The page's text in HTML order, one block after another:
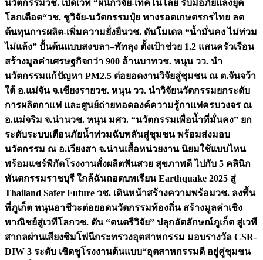
นวัตกรรมวช. เปิดเวที “ผนึกวิจัย-เทคโนโลยี รับมือภัยแล้งยุค
โลกเดือด“วช. ชูวิจัย-นวัตกรรมปุ๋ย ทางรอดเกษตรกรไทย ลด
ต้นทุนการผลิต-เพิ่มความยั่งยืนวช. ดันโมเดล “น้ำมั่นคง ไม่ท่วม
ไม่แล้ง” ปั้นต้นแบบสงขลา–พัทลุง ตั้งเป้าช่วย 1.2 แสนครัวเรือน
สร้างมูลค่าเศรษฐกิจกว่า 900 ล้านบาทวช. หนุน วว. นำ
นวัตกรรมแก้ปัญหา PM2.5 ต่อยอดงานวิจัยสู่ชุมชน ณ ต.จันจว้า
ใต้ อ.แม่จัน จ.เชียงรายวช. หนุน วว. นำวิจัยนวัตกรรมยกระดับ
การผลิตกาแฟ และศูนย์ถ่ายทอดองค์ความรู้กาแฟครบวงจร ณ
อ.แม่จริม จ.น่านวช. หนุน มศว. “นวัตกรรมเพื่อน้ำที่มั่นคง” ยก
ระดับระบบเตือนภัยน้ำท่วมฉับพลันสู่ชุมชน พร้อมส่งมอบ
นวัตกรรม ณ อ.เวียงสา จ.น่านเสื้อหน่วยงาน นิยมใช้แบบไหน
พร้อมแชร์พิกัดโรงงานสั่งผลิตฟันสวย สุขภาพดี ไปกับ 5 คลินิก
ทันตกรรมราชบุรี ใกล้ฉันถอดบทเรียน Earthquake 2025 สู่
Thailand Safer Future วช. เดินหน้าสร้างความพร้อมวช. ลงพื้น
ที่ภูเก็ต หนุนอาชีวะต่อยอดนวัตกรรมท้องถิ่น สร้างมูลค่าเชิง
พาณิชย์สู่เวทีโลกวช. ดัน “ดนตรีวิจัย” ปลุกอัตลักษณ์ภูเก็ต สู่เวที
สากลผ่านเสียงซิมโฟนีกระทรวงอุตสาหกรรม มอบรางวัล CSR-
DIW 3 ระดับ เชิดชูโรงงานต้นแบบ“อุตสาหกรรมดี อยู่คู่ชุมชน